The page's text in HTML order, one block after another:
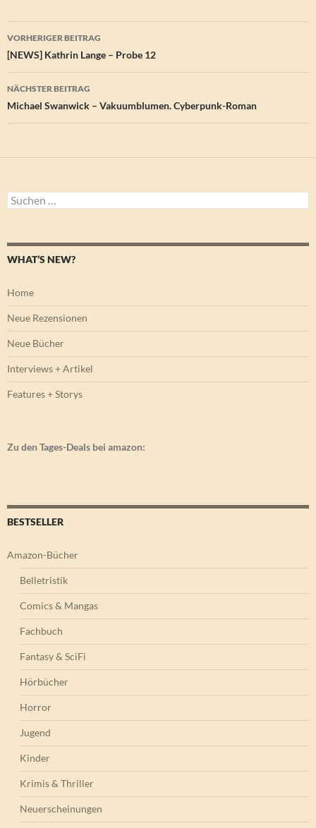
Beitragsnavigation
VORHERIGER BEITRAG
[NEWS] Kathrin Lange – Probe 12
NÄCHSTER BEITRAG
Michael Swanwick – Vakuumblumen. Cyberpunk-Roman
Suchen
nach:
WHAT’S NEW?
Home
Neue Rezensionen
Neue Bücher
Interviews + Artikel
Features + Storys
Zu den Tages-Deals bei amazon:
BESTSELLER
Amazon-Bücher
Belletristik
Comics & Mangas
Fachbuch
Fantasy & SciFi
Hörbücher
Horror
Jugend
Kinder
Krimis & Thriller
Neuerscheinungen